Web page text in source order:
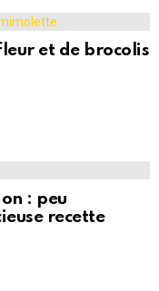
et de brocolis
: peu
recette